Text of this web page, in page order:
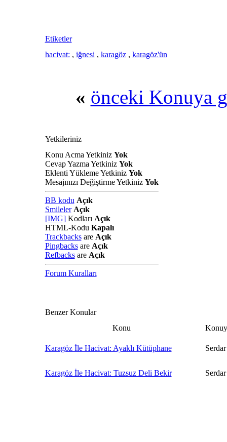
Etiketler
hacivat: , iğnesi , karagöz , karagöz'ün
« önceki Konuya
Yetkileriniz
Konu Acma Yetkiniz Yok
Cevap Yazma Yetkiniz Yok
Eklenti Yükleme Yetkiniz Yok
Mesajınızı Değiştirme Yetkiniz Yok
BB kodu Açık
Smileler Açık
[IMG]Kodları Açık
HTML-Kodu Kapalı
Trackbacksare Açık
Pingbacksare Açık
Refbacksare Açık
Forum Kuralları
Benzer Konular
Konu
Karagöz İle Hacivat: Ayaklı Kütüphane Serdar
Karagöz İle Hacivat: Tuzsuz Deli Bekir Serdar